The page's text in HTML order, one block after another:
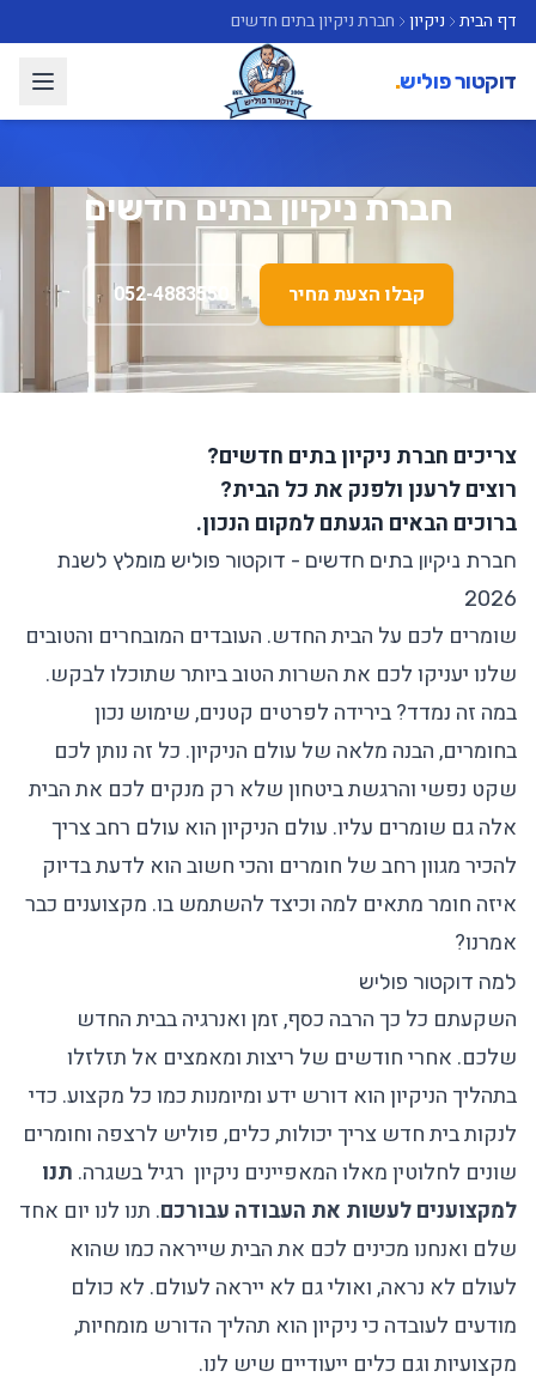
דף הבית ניקיון חברת ניקיון בתים חדשים
דוקטור פוליש.
חברת ניקיון בתים חדשים
קבלו הצעת מחיר 052-4883550
צריכים חברת ניקיון בתים חדשים?
רוצים לרענן ולפנק את כל הבית?
ברוכים הבאים הגעתם למקום הנכון.
חברת ניקיון בתים חדשים - דוקטור פוליש מומלץ לשנת
2026
שומרים לכם על הבית החדש. העובדים המובחרים והטובים
שלנו יעניקו לכם את השרות הטוב ביותר שתוכלו לבקש.
במה זה נמדד? בירידה לפרטים קטנים, שימוש נכון
בחומרים, הבנה מלאה של עולם הניקיון. כל זה נותן לכם
שקט נפשי והרגשת ביטחון שלא רק מנקים לכם את הבית
אלה גם שומרים עליו. עולם הניקיון הוא עולם רחב צריך
להכיר מגוון רחב של חומרים והכי חשוב הוא לדעת בדיוק
איזה חומר מתאים למה וכיצד להשתמש בו. מקצוענים כבר
אמרנו?
למה דוקטור פוליש
השקעתם כל כך הרבה כסף, זמן ואנרגיה בבית החדש
שלכם. אחרי חודשים של ריצות ומאמצים אל תזלזלו
בתהליך הניקיון הוא דורש ידע ומיומנות כמו כל מקצוע. כדי
לנקות בית חדש צריך יכולות, כלים, פוליש לרצפה וחומרים
שונים לחלוטין מאלו המאפיינים ניקיון רגיל בשגרה. תנו
למקצוענים לעשות את העבודה עבורכם. תנו לנו יום אחד
שלם ואנחנו מכינים לכם את הבית שייראה כמו שהוא
לעולם לא נראה, ואולי גם לא ייראה לעולם. לא כולם
מודעים לעובדה כי ניקיון הוא תהליך הדורש מומחיות,
מקצועיות וגם כלים ייעודיים שיש לנו.